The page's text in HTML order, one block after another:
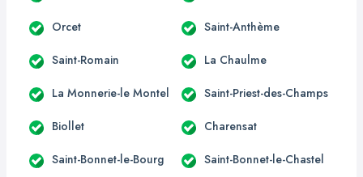
Orcet Saint-Anthème
Saint-Romain La Chaulme
La Monnerie-le Montel Saint-Priest-des-Champs
Biollet Charensat
Saint-Bonnet-le-Bourg Saint-Bonnet-le-Chastel